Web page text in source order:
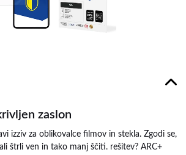
zaslon
izziv za oblikovalce filmov in stekla. Zgodi se,
štrli ven in tako manj ščiti. rešitev? ARC+